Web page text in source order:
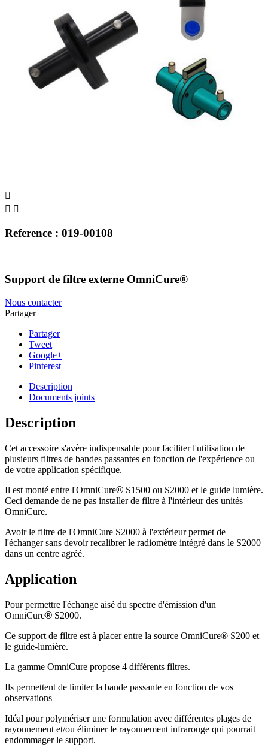

 
Reference : 019-00108
Support de filtre externe OmniCure®
Nous contacter
Partager
Partager
Tweet
Google+
Pinterest
Description
Documents joints
Description
Cet accessoire s'avère indispensable pour faciliter l'utilisation de
plusieurs filtres de bandes passantes en fonction de l'expérience ou
de votre application spécifique.
Il est monté entre l'OmniCure® S1500 ou S2000 et le guide lumière.
Ceci demande de ne pas installer de filtre à l'intérieur des unités
OmniCure.
Avoir le filtre de l'OmniCure S2000 à l'extérieur permet de
l'échanger sans devoir recalibrer le radiomètre intégré dans le S2000
dans un centre agréé.
Application
Pour permettre l'échange aisé du spectre d'émission d'un
OmniCure® S2000.
Ce support de filtre est à placer entre la source OmniCure® S200 et
le guide-lumière.
La gamme OmniCure propose 4 différents filtres.
Ils permettent de limiter la bande passante en fonction de vos
observations
Idéal pour polymériser une formulation avec différentes plages de
rayonnement et/ou éliminer le rayonnement infrarouge qui pourrait
endommager le support.